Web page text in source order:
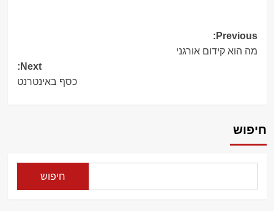
Post
navigation
Previous:
מה הוא קידום אורגני
Next:
כסף באינטרנט
חיפוש
חיפוש